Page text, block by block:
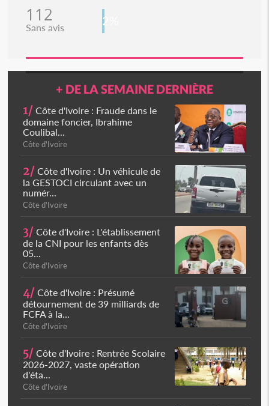
112
Sans avis 2%
+ DE LA SEMAINE DERNIÈRE
1/ Côte d'Ivoire : Fraude dans le
domaine foncier, Ibrahime
Coulibal...
Côte d'Ivoire
2/ Côte d'Ivoire : Un véhicule de
la GESTOCI circulant avec un
numér...
Côte d'Ivoire
3/ Côte d'Ivoire : L'établissement
de la CNI pour les enfants dès
05...
Côte d'Ivoire
4/ Côte d'Ivoire : Présumé
détournement de 39 milliards de
FCFA à la...
Côte d'Ivoire
5/ Côte d'Ivoire : Rentrée Scolaire
2026-2027, vaste opération
d'éta...
Côte d'Ivoire